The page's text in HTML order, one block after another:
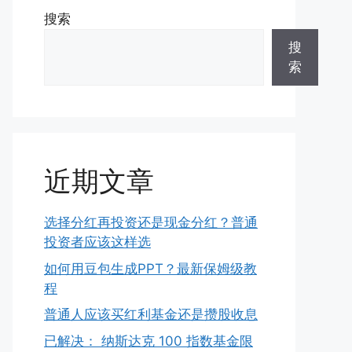
搜索
搜
索
近期文章
选择分红再投资还是现金分红？普通
投资者应该这样选
如何用豆包生成PPT？最新保姆级教
程
普通人应该买红利基金还是攒股收息
已解决： 纳斯达克 100 指数基金限